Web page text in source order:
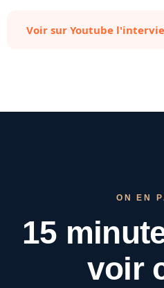
Voir sur Youtube
ON EN
15
voir